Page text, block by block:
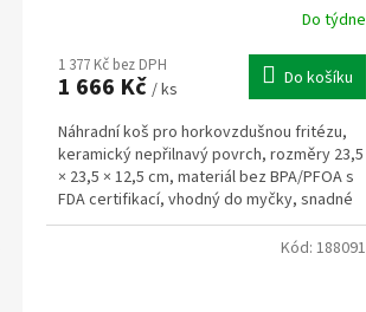
Do týdne
1 377 Kč bez DPH
1 666 Kč / ks Do košíku
Náhradní koš pro horkovzdušnou fritézu,
keramický nepřilnavý povrch, rozměry 23,5
× 23,5 × 12,5 cm, materiál bez BPA/PFOA s
FDA certifikací, vhodný do myčky, snadné
čištění a...
Kód: 188091